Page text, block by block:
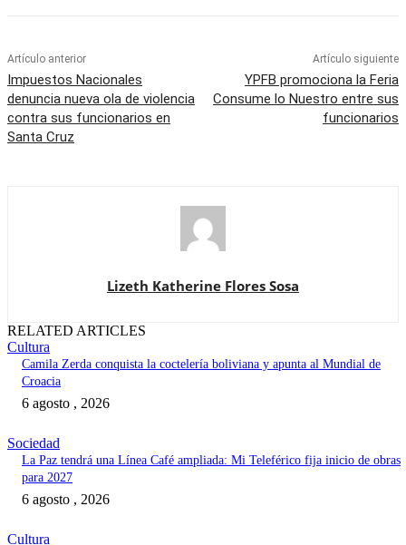
Artículo anterior
Impuestos Nacionales
denuncia nueva ola de violencia
contra sus funcionarios en
Santa Cruz
Artículo siguiente
YPFB promociona la Feria
Consume lo Nuestro entre sus
funcionarios
Lizeth Katherine Flores Sosa
RELATED ARTICLES
Cultura
Camila Zerda conquista la coctelería boliviana y apunta al Mundial de
Croacia
6 agosto , 2026
Sociedad
La Paz tendrá una Línea Café ampliada: Mi Teleférico fija inicio de obras
para 2027
6 agosto , 2026
Cultura